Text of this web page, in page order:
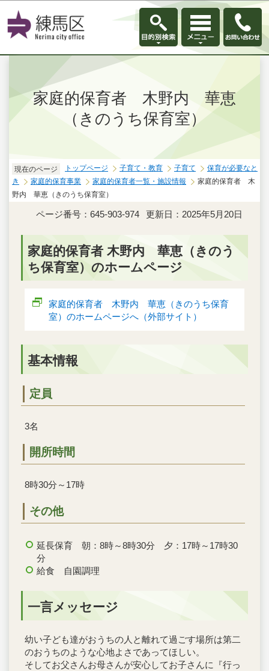
このページの本文へ移動
家庭的保育者 木野内 華恵
（きのうち保育室）
現在のページ トップページ 子育て・教育 子育て
保育が必要なと
き
家庭的保育事業 家庭的保育者一覧・施設情報
家庭的保育者 木
野内 華恵（きのうち保育室）
ページ番号：645-903-974 更新日：2025年5月20日
家庭的保育者 木野内 華恵（きのう
ち保育室）のホームページ
家庭的保育者 木野内 華恵（きのうち保育
室）のホームページへ（外部サイト）
基本情報
定員
3名
開所時間
8時30分～17時
その他
延長保育 朝：8時～8時30分 夕：17時～17時30
分
給食 自園調理
一言メッセージ
幼い子ども達がおうちの人と離れて過ごす場所は第二
のおうちのような心地よさであってほしい。
そしてお父さんお母さんが安心してお子さんに『行っ